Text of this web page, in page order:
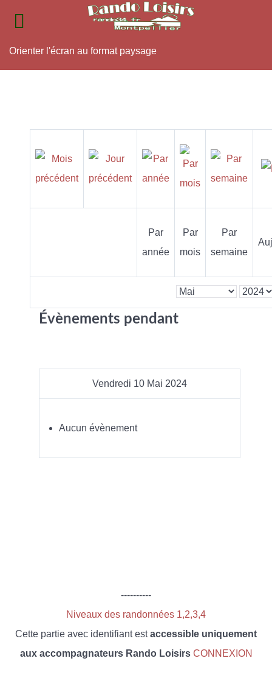
Orienter l'écran au format paysage
Par
année
Par
mois
Par
semaine
Évènements pendant
Vendredi 10 Mai 2024
Aucun évènement
----------
Niveaux des randonnées 1,2,3,4
Cette partie avec identifiant estaccessible uniquement
aux accompagnateurs Rando Loisirs CONNEXION